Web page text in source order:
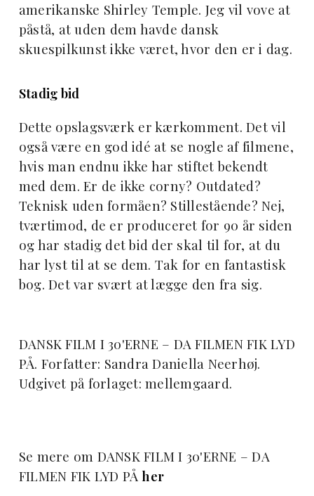
amerikanske Shirley Temple. Jeg vil vove at
påstå, at uden dem havde dansk
skuespilkunst ikke været, hvor den er i dag.
Stadig bid
Dette opslagsværk er kærkomment. Det vil
også være en god idé at se nogle af filmene,
hvis man endnu ikke har stiftet bekendt
med dem. Er de ikke corny? Outdated?
Teknisk uden formåen? Stillestående? Nej,
tværtimod, de er produceret for 90 år siden
og har stadig det bid der skal til for, at du
har lyst til at se dem. Tak for en fantastisk
bog. Det var svært at lægge den fra sig.
DANSK FILM I 30'ERNE – DA FILMEN FIK LYD
PÅ. Forfatter: Sandra Daniella Neerhøj.
Udgivet på forlaget: mellemgaard.
Se mere om DANSK FILM I 30'ERNE – DA
FILMEN FIK LYD PÅher